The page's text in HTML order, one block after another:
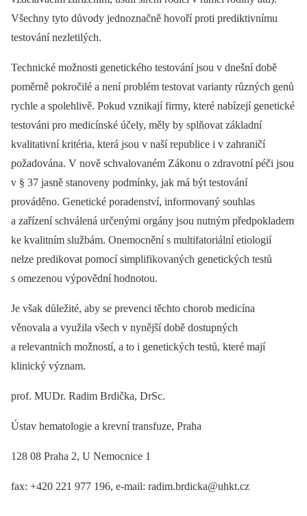
Všechny tyto důvody jednoznačně hovoří proti prediktivnímu
testování nezletilých.
Technické možnosti genetického testování jsou v dnešní době
poměrně pokročilé a není problém testovat varianty různých genů
rychle a spolehlivě. Pokud vznikají firmy, které nabízejí genetické
testováni pro medicínské účely, měly by splňovat základní
kvalitativní kritéria, která jsou v naší republice i v zahraničí
požadována. V nově schvalovaném Zákonu o zdravotní péči jsou
v § 37 jasně stanoveny podmínky, jak má být testování
prováděno. Genetické poradenství, informovaný souhlas
a zařízení schválená určenými orgány jsou nutným předpokladem
ke kvalitním službám. Onemocnění s multifatoriální etiologií
nelze predikovat pomocí simplifikovaných genetických testů
s omezenou výpovědní hodnotou.
Je však důležité, aby se prevenci těchto chorob medicína
věnovala a využila všech v nynější době dostupných
a relevantních možností, a to i genetických testů, které mají
klinický význam.
prof. MUDr. Radim Brdička, DrSc.
Ústav hematologie a krevní transfuze, Praha
128 08 Praha 2, U Nemocnice 1
fax: +420 221 977 196, e-mail: radim.brdicka@uhkt.cz